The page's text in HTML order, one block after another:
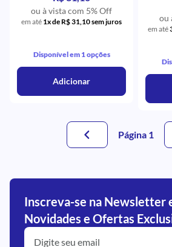
ou à vista com 5% Off
em até 1x de R$ 31,10 sem juros
Disponível em 1 opções
Adicionar
ou
em até
Página 1
Inscreva-se na Newsletter
Novidades e Ofertas